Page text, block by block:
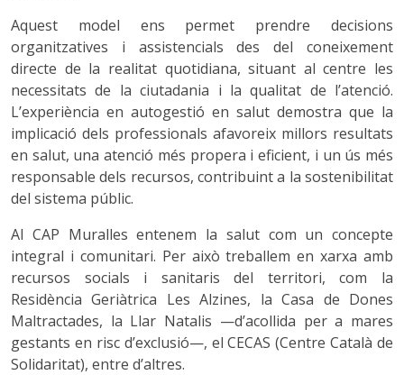
Aquest model ens permet prendre decisions
organitzatives i assistencials des del coneixement
directe de la realitat quotidiana, situant al centre les
necessitats de la ciutadania i la qualitat de l’atenció.
L’experiència en autogestió en salut demostra que la
implicació dels professionals afavoreix millors resultats
en salut, una atenció més propera i eficient, i un ús més
responsable dels recursos, contribuint a la sostenibilitat
del sistema públic.
Al CAP Muralles entenem la salut com un concepte
integral i comunitari. Per això treballem en xarxa amb
recursos socials i sanitaris del territori, com la
Residència Geriàtrica Les Alzines, la Casa de Dones
Maltractades, la Llar Natalis —d’acollida per a mares
gestants en risc d’exclusió—, el CECAS (Centre Català de
Solidaritat), entre d’altres.